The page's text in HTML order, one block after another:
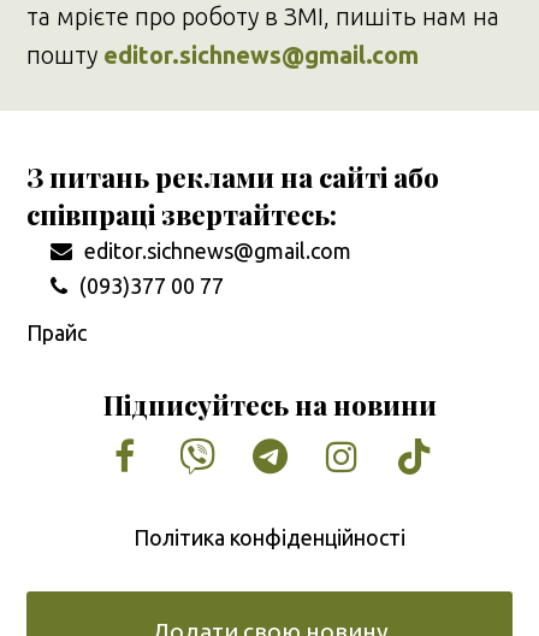
та мрієте про роботу в ЗМІ, пишіть нам на
пошту editor.sichnews@gmail.com
З питань реклами на сайті або
співпраці звертайтесь:
editor.sichnews@gmail.com
(093)377 00 77
Прайс
Підписуйтесь на новини
Facebook
VimeoTumblrInstagram
Tiktok
Політика конфіденційності